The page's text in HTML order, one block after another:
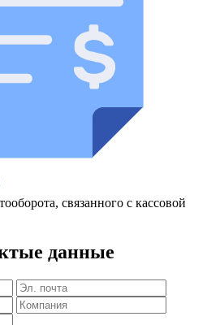
связанного с кассовой
данные